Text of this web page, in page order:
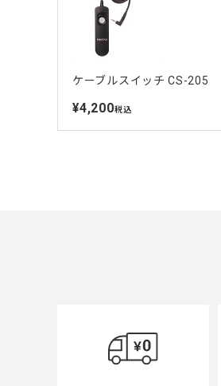
ケーブルスイッチ CS-205
定
¥4,200税込